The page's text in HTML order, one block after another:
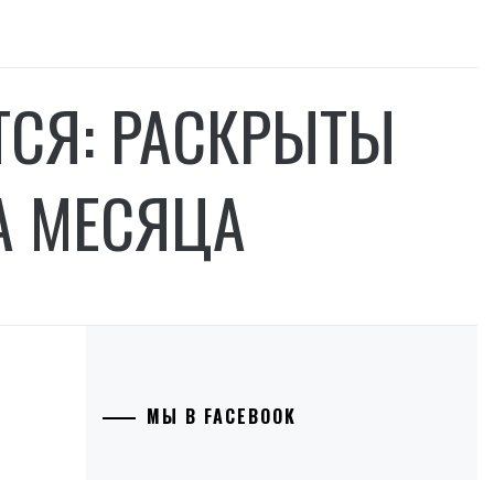
РАСКРЫТЫ
МЕСЯЦА
МЫ В FACEBOOK